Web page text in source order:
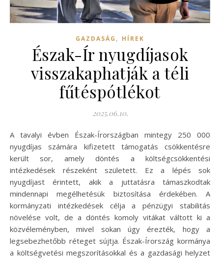
GAZDASÁG , HÍREK
Észak-Ír nyugdíjasok
visszakaphatják a téli
fűtéspótlékot
2025.06.10.
A tavalyi évben Észak-Írországban mintegy 250 000
nyugdíjas számára kifizetett támogatás csökkentésre
került sor, amely döntés a költségcsökkentési
intézkedések részeként született. Ez a lépés sok
nyugdíjast érintett, akik a juttatásra támaszkodtak
mindennapi megélhetésük biztosítása érdekében. A
kormányzati intézkedések célja a pénzügyi stabilitás
növelése volt, de a döntés komoly vitákat váltott ki a
közvéleményben, mivel sokan úgy érezték, hogy a
legsebezhetőbb réteget sújtja. Észak-Írország kormánya
a költségvetési megszorításokkal és a gazdasági helyzet